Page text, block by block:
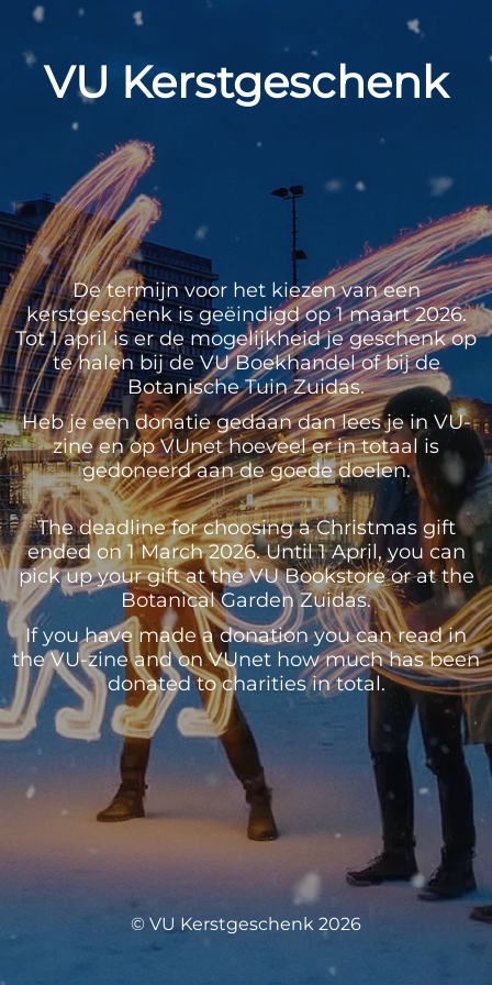
VU Kerstgeschenk
De termijn voor het kiezen van een
kerstgeschenk is geëindigd op 1 maart 2026.
Tot 1 april is er de mogelijkheid je geschenk op
te halen bij de VU Boekhandel of bij de
Botanische Tuin Zuidas.
Heb je een donatie gedaan dan lees je in VU-
zine en op VUnet hoeveel er in totaal is
gedoneerd aan de goede doelen.
The deadline for choosing a Christmas gift
ended on 1 March 2026. Until 1 April, you can
pick up your gift at the VU Bookstore or at the
Botanical Garden Zuidas.
If you have made a donation you can read in
the VU-zine and on VUnet how much has been
donated to charities in total.
© VU Kerstgeschenk 2026